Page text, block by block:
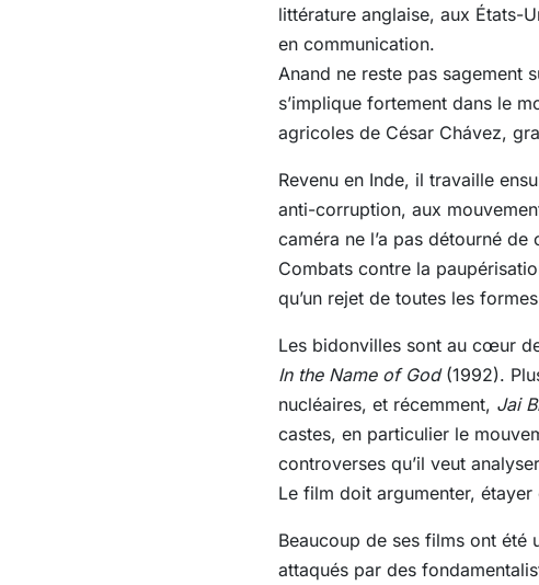
littérature anglaise, aux États-
en communication.
Anand ne reste pas sagement
s’implique fortement dans le
agricoles de César Chávez,
Revenu en Inde, il travaille
anti-corruption, aux
caméra ne l’a pas détourné
Combats contre la
qu’un rejet de toutes les
Les bidonvilles sont au cœur
In the Name of God(1992).
nucléaires, et récemment, Jai
castes, en particulier le
controverses qu’il veut
Le film doit argumenter,
Beaucoup de ses films ont été
attaqués par des